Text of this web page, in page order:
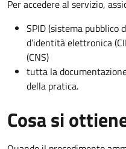
Per accedere al servizio,
SPID (sistema
d’identità elettronica
(CNS)
tutta la
della pratica.
Cosa si